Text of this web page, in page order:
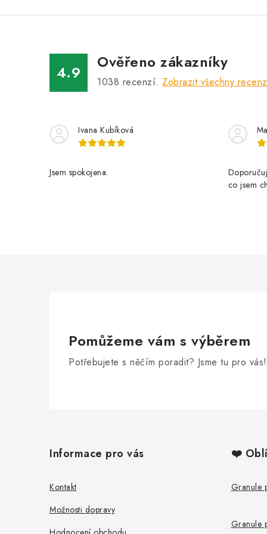
á
a
c
í
r
v
k
n
o
á
4.9
Ověřeno zákazníky
1038 recenzí. Zobrazit všechny
Ivana Kubíková
Jsem spokojena.
co jsem
Pomůžeme vám s výběrem
Potřebujete s něčím poradit? Jsme tu pro vás!
Informace pro vás
Kontakt
Možnosti dopravy
❤️
Granule
Granule